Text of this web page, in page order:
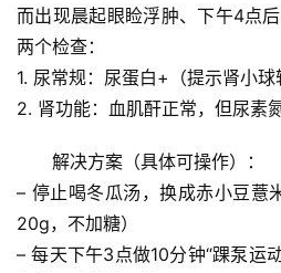
史
档
案
天
文
而出现晨起眼睑浮肿、下午4点
两个检查：
1. 尿常规：尿蛋白+（提示肾小球
2. 肾功能：血肌酐正常，但尿素
解决方案 （具体可操作）：
– 停止喝冬瓜汤 ，换成赤小豆薏
20g，不加糖）
– 每天下午3点做10分钟“踝泵运